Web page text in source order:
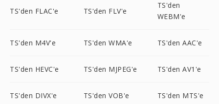
TS'den FLAC'e TS'den FLV'e
TS'den
WEBM'e
TS'den M4V'e TS'den WMA'e TS'den AAC'e
TS'den HEVC'e TS'den MJPEG'e TS'den AV1'e
TS'den DIVX'e TS'den VOB'e TS'den MTS'e